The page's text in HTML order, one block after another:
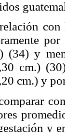
con
(34) y
cm.)
cm.) y
y